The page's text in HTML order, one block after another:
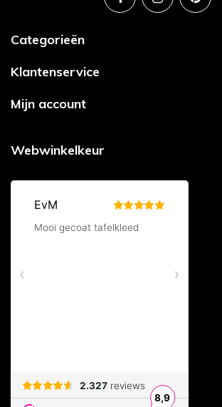
Categorieën
Klantenservice
Mijn account
Webwinkelkeur